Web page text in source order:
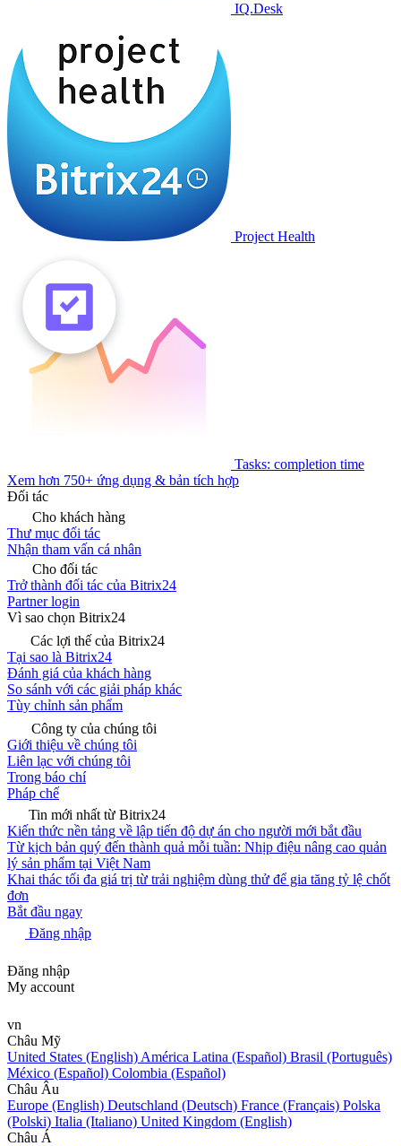
IQ.Desk
Project Health
Tasks: completion time
Xem hơn 750+ ứng dụng & bản tích hợp
Đối tác
Cho khách hàng
Thư mục đối tác
Nhận tham vấn cá nhân
Cho đối tác
Trở thành đối tác của Bitrix24
Partner login
Vì sao chọn Bitrix24
Các lợi thế của Bitrix24
Tại sao là Bitrix24
Đánh giá của khách hàng
So sánh với các giải pháp khác
Tùy chỉnh sản phẩm
Công ty của chúng tôi
Giới thiệu về chúng tôi
Liên lạc với chúng tôi
Trong báo chí
Pháp chế
Tin mới nhất từ Bitrix24
Kiến thức nền tảng về lập tiến độ dự án cho người mới bắt đầu
Từ kịch bản quý đến thành quả mỗi tuần: Nhịp điệu nâng cao quản
lý sản phẩm tại Việt Nam
Khai thác tối đa giá trị từ trải nghiệm dùng thử để gia tăng tỷ lệ chốt
đơn
Bắt đầu ngay
Đăng nhập
Đăng nhập
My account
vn
Châu Mỹ
United States (English) América Latina (Español) Brasil (Português)
México (Español) Colombia (Español)
Châu Âu
Europe (English) Deutschland (Deutsch) France (Français) Polska
(Polski) Italia (Italiano) United Kingdom (English)
Châu Á